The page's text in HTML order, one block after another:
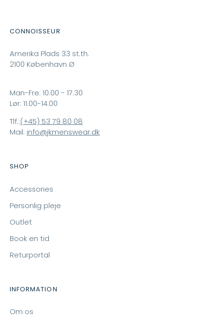
CONNOISSEUR
Amerika Plads 33 st.th.
2100 København Ø
Man-Fre: 10.00 - 17.30
Lør: 11.00-14.00
Tlf.:(+45) 53 79 80 08
Mail: info@jkmenswear.dk
SHOP
Accessories
Personlig pleje
Outlet
Book en tid
Returportal
INFORMATION
Om os